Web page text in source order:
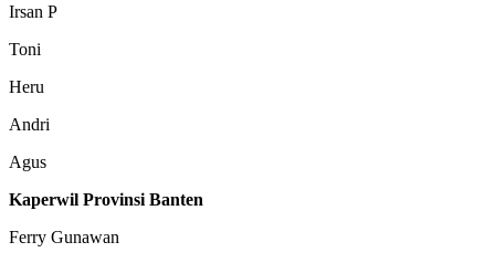
Irsan P
Toni
Heru
Andri
Agus
Kaperwil Provinsi Banten
Ferry Gunawan